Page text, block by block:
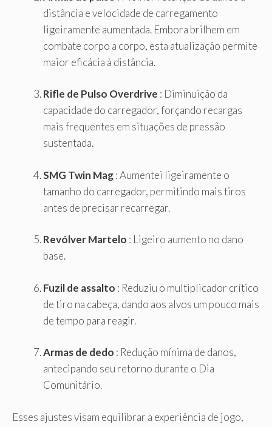
distância e velocidade de carregamento
ligeiramente aumentada. Embora brilhem em
combate corpo a corpo, esta atualização permite
maior eficácia à distância.
Rifle de Pulso Overdrive : Diminuição da
capacidade do carregador, forçando recargas
mais frequentes em situações de pressão
sustentada.
SMG Twin Mag: Aumentei ligeiramente o
tamanho do carregador, permitindo mais tiros
antes de precisar recarregar.
Revólver Martelo : Ligeiro aumento no dano
base.
Fuzil de assalto : Reduziu o multiplicador crítico
de tiro na cabeça, dando aos alvos um pouco mais
de tempo para reagir.
Armas de dedo : Redução mínima de danos,
antecipando seu retorno durante o Dia
Comunitário.
Esses ajustes visam equilibrar a experiência de jogo,